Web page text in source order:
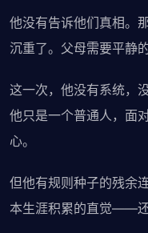
他没有告诉他们真相。
沉重了。父母需要平静
这一次，他没有系统，
他只是一个普通人，面
心。
但他有规则种子的残余
本生涯积累的直觉——还